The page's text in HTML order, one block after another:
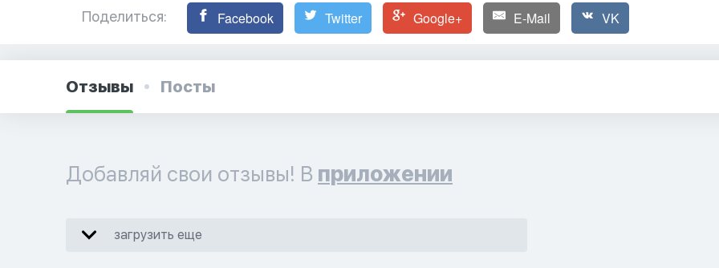
Поделиться: Facebook Twitter Google+ E-Mail VK
Отзывы Посты
Добавляй свои отзывы! В приложении
загрузить еще